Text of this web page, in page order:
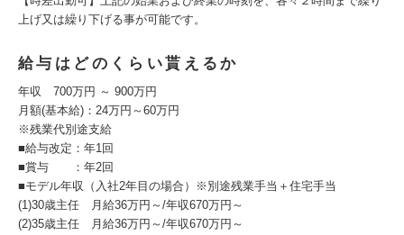
上げ又は繰り下げる事が可能です。
給与はどのくらい貰えるか
年収 700万円 ～ 900万円
月額(基本給)：24万円～60万円
※残業代別途支給
■給与改定：年1回
■賞与 ：年2回
■モデル年収（入社2年目の場合）※別途残業手当＋住宅手当
(1)30歳主任 月給36万円～/年収670万円～
(2)35歳主任 月給36万円～/年収670万円～